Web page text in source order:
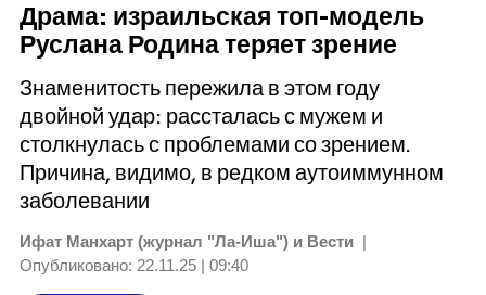
Драма: израильская топ-модель
Руслана Родина теряет зрение
Знаменитость пережила в этом году
двойной удар: рассталась с мужем и
столкнулась с проблемами со зрением.
Причина, видимо, в редком аутоиммунном
заболевании
Ифат Манхарт (журнал "Ла-Иша") и Вести |
Опубликовано: 22.11.25 | 09:40